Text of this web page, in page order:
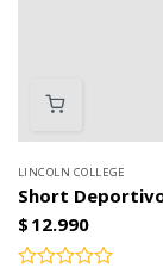
LINCOLN COLLEGE
Short
$ 12.990